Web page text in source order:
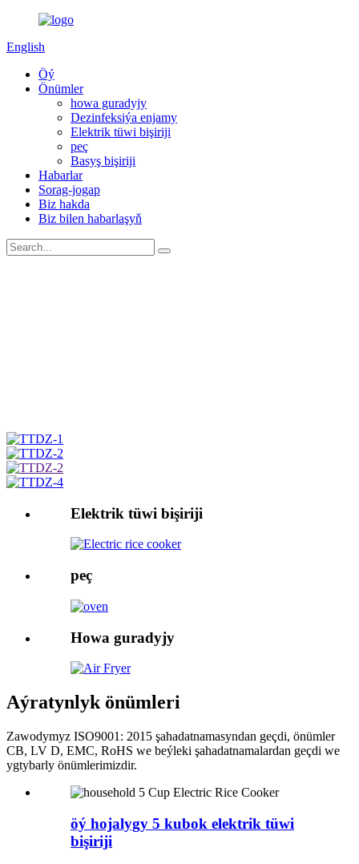
English
Öý
Önümler
howa guradyjy
Dezinfeksiýa enjamy
Elektrik tüwi bişiriji
peç
Basyş bişiriji
Habarlar
Sorag-jogap
Biz hakda
Biz bilen habarlaşyň
Elektrik tüwi bişiriji
peç
Howa guradyjy
Aýratynlyk önümleri
Zawodymyz ISO9001: 2015 şahadatnamasyndan geçdi, önümler
CB, LV D, EMC, RoHS we beýleki şahadatnamalardan geçdi we
ygtybarly önümlerimizdir.
öý hojalygy 5 kubok elektrik tüwi
bişiriji